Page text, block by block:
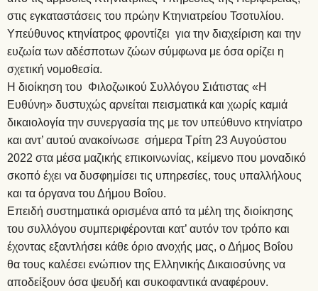
στις εγκαταστάσεις του πρώην Κτηνιατρείου Τσοτυλίου.
Υπεύθυνος κτηνίατρος φροντίζει για την διαχείριση και την
ευζωία των αδέσποτων ζώων σύμφωνα με όσα ορίζει η
σχετική νομοθεσία.
Η διοίκηση του Φιλοζωικού Συλλόγου Σιάτιστας «Η
Ευθύνη» δυστυχώς αρνείται πεισματικά και χωρίς καμιά
δικαιολογία την συνεργασία της με τον υπεύθυνο κτηνίατρο
και αντ’ αυτού ανακοίνωσε σήμερα Τρίτη 23 Αυγούστου
2022 στα μέσα μαζικής επικοινωνίας, κείμενο που μοναδικό
σκοπό έχει να δυσφημίσει τις υπηρεσίες, τους υπαλλήλους
και τα όργανα του Δήμου Βοΐου.
Επειδή συστηματικά ορισμένα από τα μέλη της διοίκησης
του συλλόγου συμπεριφέρονται κατ’ αυτόν τον τρόπο και
έχοντας εξαντλήσει κάθε όριο ανοχής μας, ο Δήμος Βοΐου
θα τους καλέσει ενώπιον της Ελληνικής Δικαιοσύνης να
αποδείξουν όσα ψευδή και συκοφαντικά αναφέρουν.